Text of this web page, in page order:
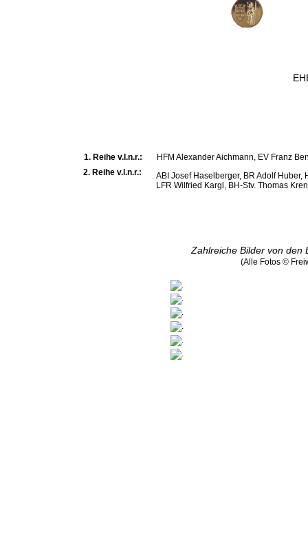
1. Reihe v.l.n.r.:
HFM Alexander Aichmann, EV Franz
2. Reihe v.l.n.r.:
ABI Josef Haselberger, BR Adolf
LFR Wilfried Kargl, BH-Stv. Thomas
Zahlreiche Bilder von den
(Alle Fotos ©